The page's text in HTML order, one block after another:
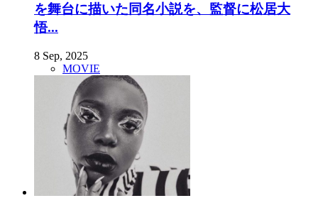
を舞台に描いた同名小説を、監督に松居大
悟...
8 Sep, 2025
MOVIE